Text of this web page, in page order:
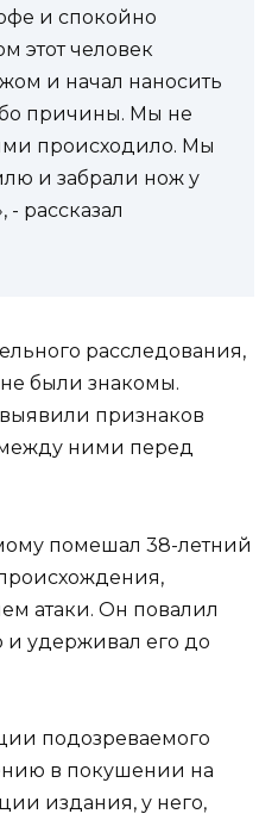
и спокойно
этот человек
и начал наносить
причины. Мы не
происходило. Мы
и забрали нож у
- рассказал
расследования,
были знакомы.
признаков
ними перед
помешал 38-летний
атаки. Он повалил
удерживал его до
подозреваемого
в покушении на
издания, у него,